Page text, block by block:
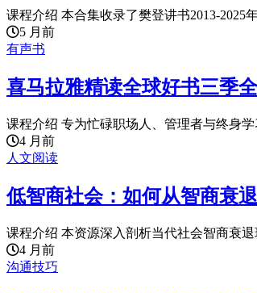
课程介绍 本合集收录了樊登讲书2013-2025
5 月前
有声书
喜马拉雅精读全球好书三季
课程介绍 专为忙碌职场人、管理者与终身
4 月前
人文阅读
低智商社会：如何从智商衰
课程介绍 本资源深入剖析当代社会智商衰
4 月前
沟通技巧